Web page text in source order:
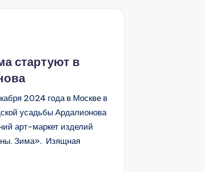
стартуют в
2024 года в Москве в
усадьбы Ардалионова
арт-маркет изделий
Зима». Изящная